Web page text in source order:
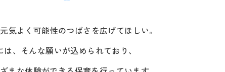
元気よく可能性のつばさを広げてほしい。
、 そんな願いが込められており、